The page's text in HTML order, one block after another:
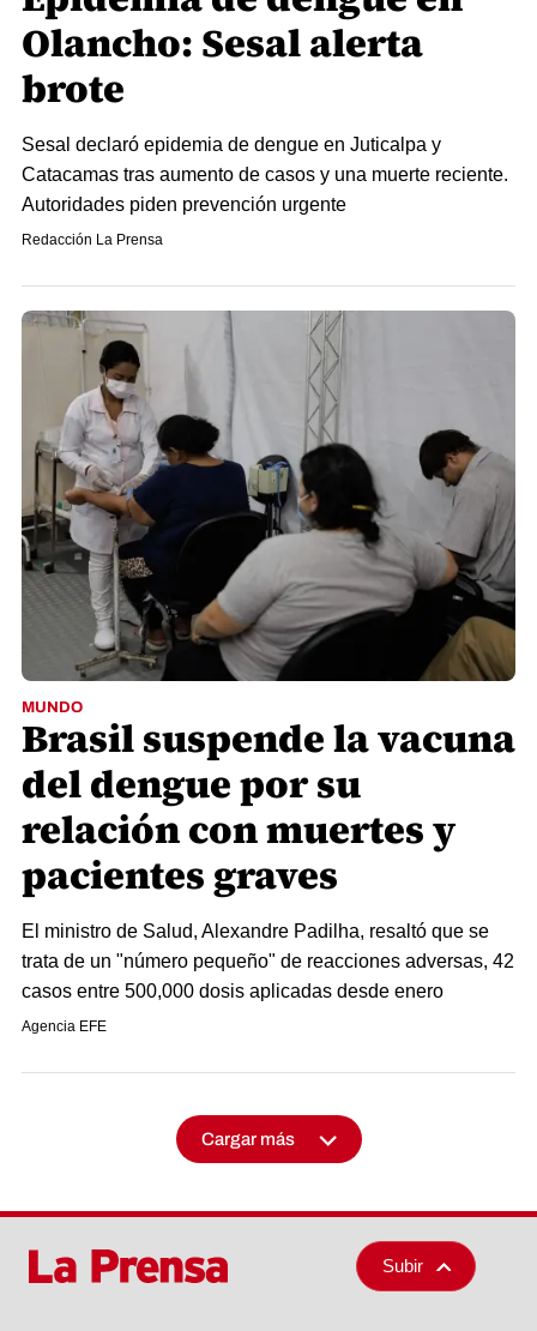
Olancho: Sesal alerta
brote
Sesal declaró epidemia de dengue en Juticalpa y
Catacamas tras aumento de casos y una muerte reciente.
Autoridades piden prevención urgente
Redacción La Prensa
MUNDO
Brasil suspende la vacuna
del dengue por su
relación con muertes y
pacientes graves
El ministro de Salud, Alexandre Padilha, resaltó que se
trata de un "número pequeño" de reacciones adversas, 42
casos entre 500,000 dosis aplicadas desde enero
Agencia EFE
Cargar más
Subir